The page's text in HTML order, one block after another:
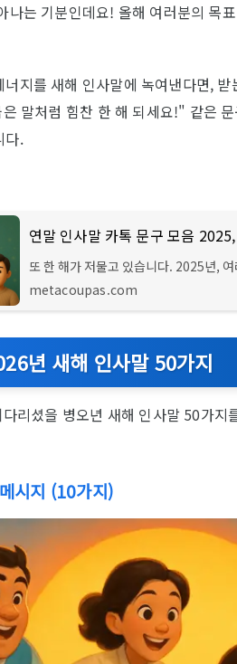
나는 기분인데요! 올해 여러분의 목
지를 새해 인사말에 녹여낸다면,
말처럼 힘찬 한 해 되세요!" 같은
다.
연말 인사말 카톡 문구 모음
또 한 해가 저물고 있습니다. 2025년,
에서도 연말은 자연스럽게 고마움과 응
의 하루를 환하게 밝혀줄 수
metacoupas.com
년 새해 인사말 50가지
리셨을 병오년 새해 인사말 50가
시지 (10가지)